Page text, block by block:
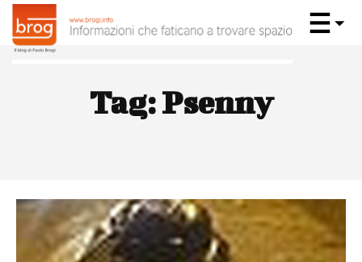
Tag:Psenny